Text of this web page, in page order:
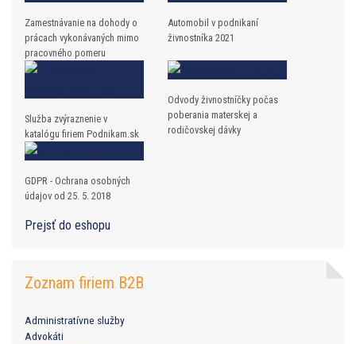
Zamestnávanie na dohody o
prácach vykonávaných mimo
pracovného pomeru
Automobil v podnikaní
živnostníka 2021
Služba zvýraznenie v
katalógu firiem Podnikam.sk
Odvody živnostníčky počas
poberania materskej a
rodičovskej dávky
GDPR - Ochrana osobných
údajov od 25. 5. 2018
Prejsť do eshopu
Zoznam firiem B2B
Administratívne služby
Advokáti